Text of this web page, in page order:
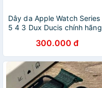
Dây da Apple Watch Series
5 4 3 Dux Ducis chính hãng
300.000 đ